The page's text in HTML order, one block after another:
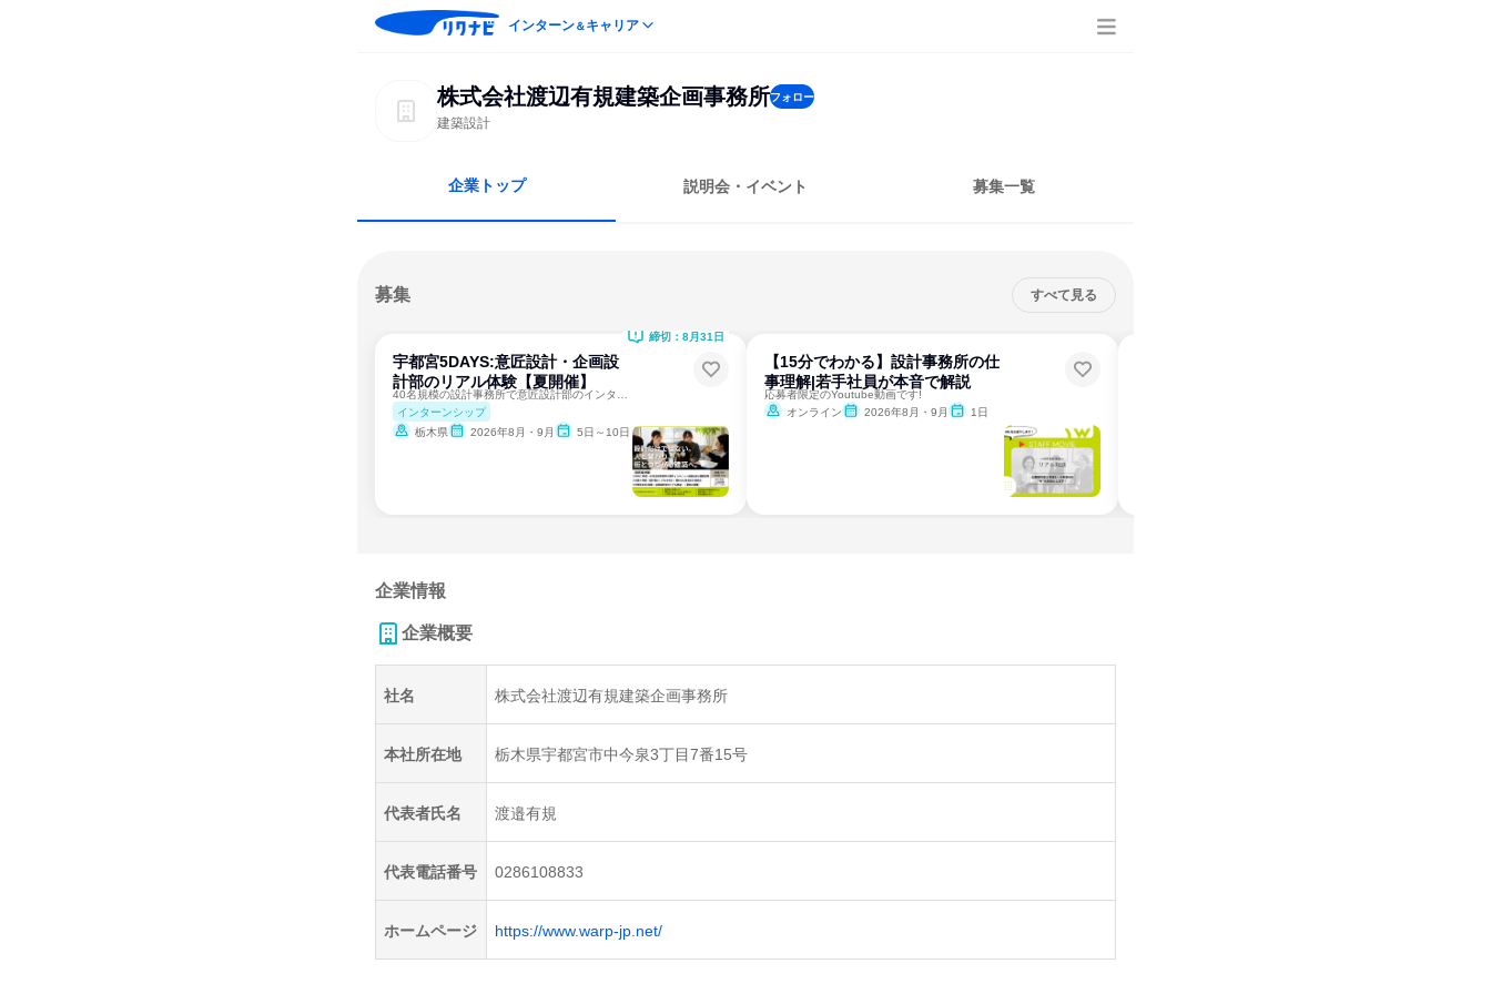
インターン＆キャリア
株式会社渡辺有規建築企画事務所フォロー
建築設計
企業トップ 説明会・イベント 募集一覧
募集 すべて見る
宇都宮5DAYS:意匠設計・企画設
計部のリアル体験【夏開催】
インターンシップ
栃木県
2026年8月・9月 5日～10日
締切：8月31日
【15分でわかる】設計事務所の仕
事理解|若手社員が本音で解説
応募者限定のYoutube動画です!
オンライン
2026年8月・9月 1日
企業情報
企業概要
社名 株式会社渡辺有規建築企画事務所
本社所在地 栃木県宇都宮市中今泉3丁目7番15号
代表者氏名 渡邉有規
代表電話番号 0286108833
ホームページ https://www.warp-jp.net/